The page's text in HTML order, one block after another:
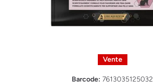
Vente
Barcode: 7613035125032